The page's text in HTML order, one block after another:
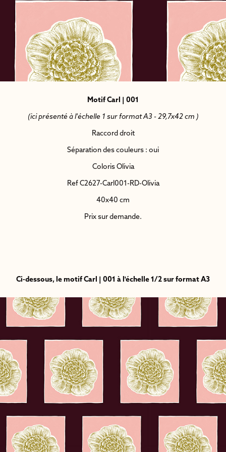
Motif Carl | 001
(ici présenté à l'échelle 1 sur format A3 - 29,7x42 cm )
Raccord droit
Séparation des couleurs : oui
Coloris Olivia
Ref C2627-Carl001-RD-Olivia
40x40 cm
Prix sur demande.
Ci-dessous, le motif Carl | 001 à l'échelle 1/2 sur format A3